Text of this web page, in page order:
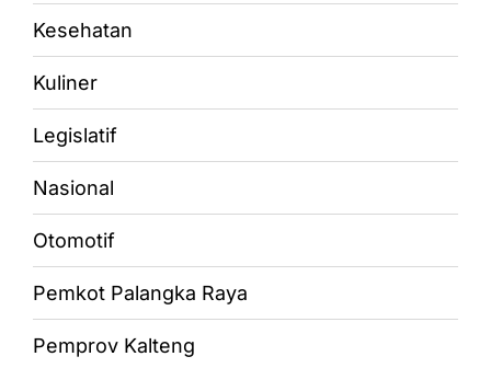
Kesehatan
Kuliner
Legislatif
Nasional
Otomotif
Pemkot Palangka Raya
Pemprov Kalteng